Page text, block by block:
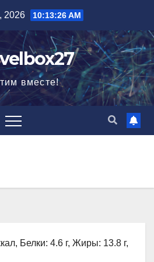
2026 10:13:28 AM
вместе!
Белки: 4.6 г, Жиры: 13.8 г,